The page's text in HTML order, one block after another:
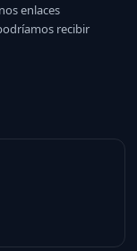
enlaces
recibir